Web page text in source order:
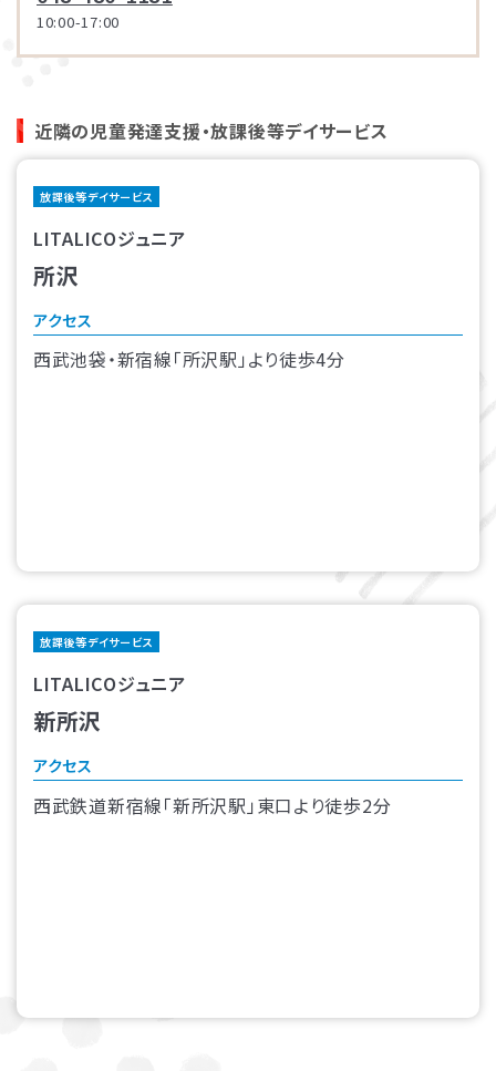
10:00-17:00
近隣の児童発達支援・放課後等デイサービス
放課後等デイサービス
LITALICOジュニア
所沢
アクセス
西武池袋・新宿線「所沢駅」より徒歩4分
放課後等デイサービス
LITALICOジュニア
新所沢
アクセス
西武鉄道新宿線「新所沢駅」東口より徒歩2分